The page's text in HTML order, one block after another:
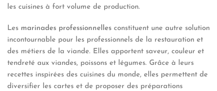
les cuisines à fort volume de production.
Les marinades professionnelles constituent une autre solution
incontournable pour les professionnels de la restauration et
des métiers de la viande. Elles apportent saveur, couleur et
tendreté aux viandes, poissons et légumes. Grâce à leurs
recettes inspirées des cuisines du monde, elles permettent de
diversifier les cartes et de proposer des préparations